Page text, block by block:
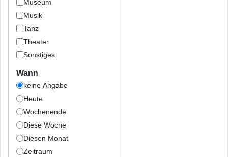
Museum
Musik
Tanz
Theater
Sonstiges
Wann
keine Angabe
Heute
Wochenende
Diese Woche
Diesen Monat
Zeitraum